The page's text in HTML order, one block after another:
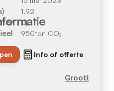
1.92
0
950ton CO₂
Info of offerte
Grootboek